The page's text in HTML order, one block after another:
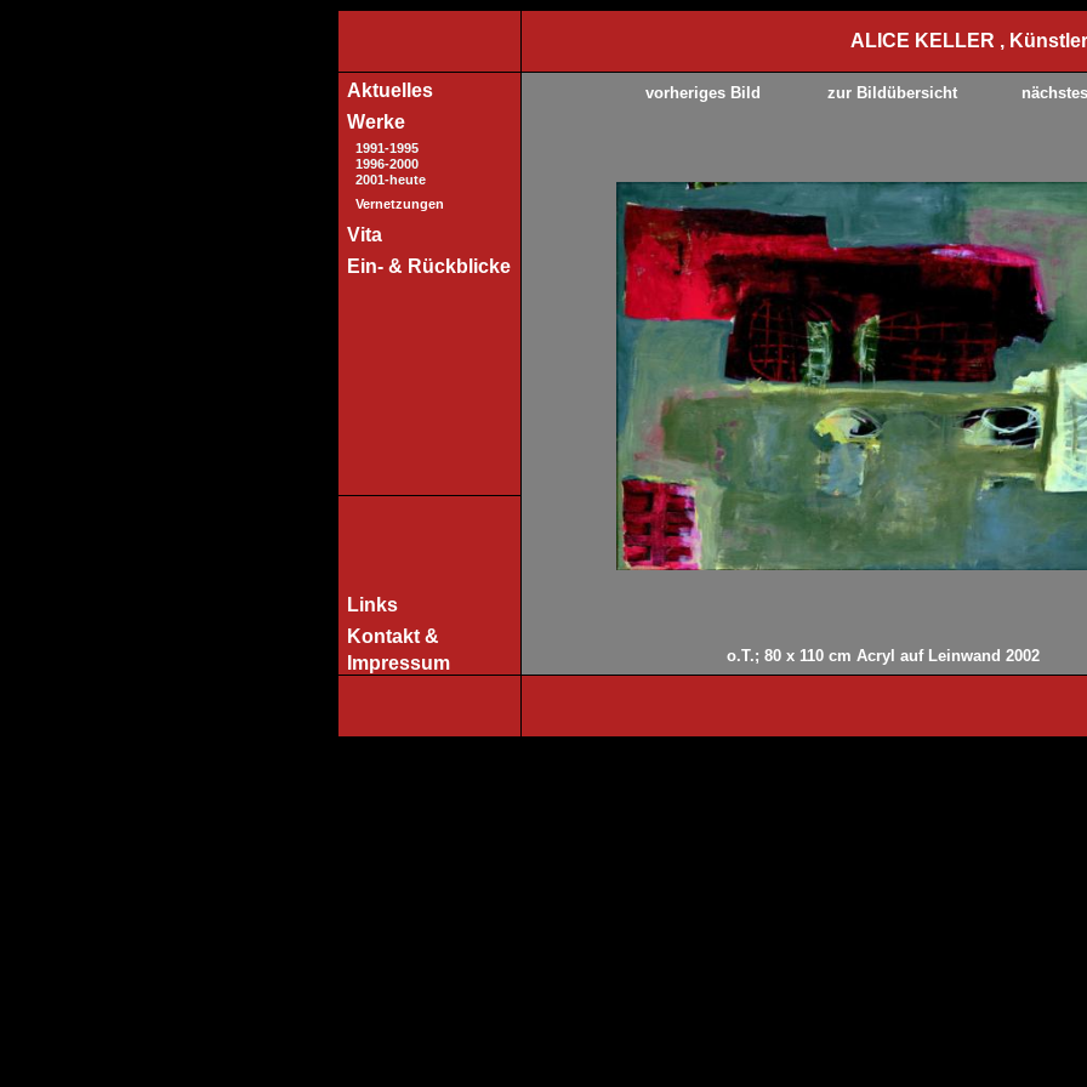
ALICE KELLER ,
Aktuelles
Werke
1991-1995
1996-2000
2001-heute
Vernetzungen
Vita
Ein- & Rückblicke
vorheriges Bild zur Bildübersicht
o.T.; 80 x 110 cm Acryl auf Leinwand 2002
Links
Kontakt &
Impressum